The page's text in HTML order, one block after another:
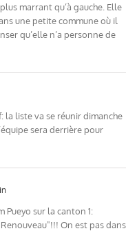
marrant qu’à gauche. Elle
une petite commune où il
qu’elle n’a personne de
la liste va se réunir dimanche
sera derrière pour
Pueyo sur la canton 1:
On est pas dans